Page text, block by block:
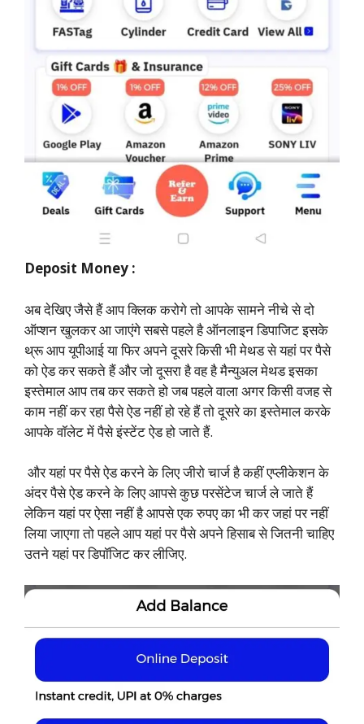
Deposit Money :
अब देखिए जैसे हैं आप क्लिक करोगे तो आपके सामने नीचे से दो
ऑप्शन खुलकर आ जाएंगे सबसे पहले है ऑनलाइन डिपाजिट इसके
थ्रू आप यूपीआई या फिर अपने दूसरे किसी भी मेथड से यहां पर पैसे
को ऐड कर सकते हैं और जो दूसरा है वह है मैन्युअल मेथड इसका
इस्तेमाल आप तब कर सकते हो जब पहले वाला अगर किसी वजह से
काम नहीं कर रहा पैसे ऐड नहीं हो रहे हैं तो दूसरे का इस्तेमाल करके
आपके वॉलेट में पैसे इंस्टेंट ऐड हो जाते हैं.
और यहां पर पैसे ऐड करने के लिए जीरो चार्ज है कहीं एप्लीकेशन के
अंदर पैसे ऐड करने के लिए आपसे कुछ परसेंटेज चार्ज ले जाते हैं
लेकिन यहां पर ऐसा नहीं है आपसे एक रुपए का भी कर जहां पर नहीं
लिया जाएगा तो पहले आप यहां पर पैसे अपने हिसाब से जितनी चाहिए
उतने यहां पर डिपॉजिट कर लीजिए.